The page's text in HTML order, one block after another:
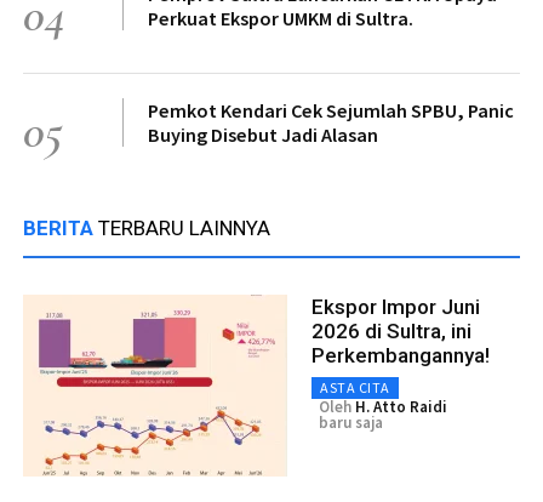
04
Perkuat Ekspor UMKM di Sultra.
05
Pemkot Kendari Cek Sejumlah SPBU, Panic
Buying Disebut Jadi Alasan
BERITA TERBARU LAINNYA
Ekspor Impor Juni
2026 di Sultra, ini
Perkembangannya!
ASTA CITA
Oleh H. Atto Raidi
baru saja